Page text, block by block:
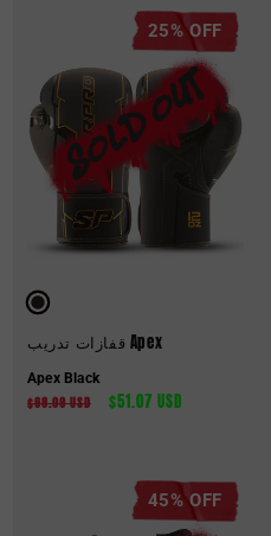
Apex Black
25% OFF
قفازات تدريب Apex
السعر
$68.09 USD
سعر
$51.07 USD
45% OFF